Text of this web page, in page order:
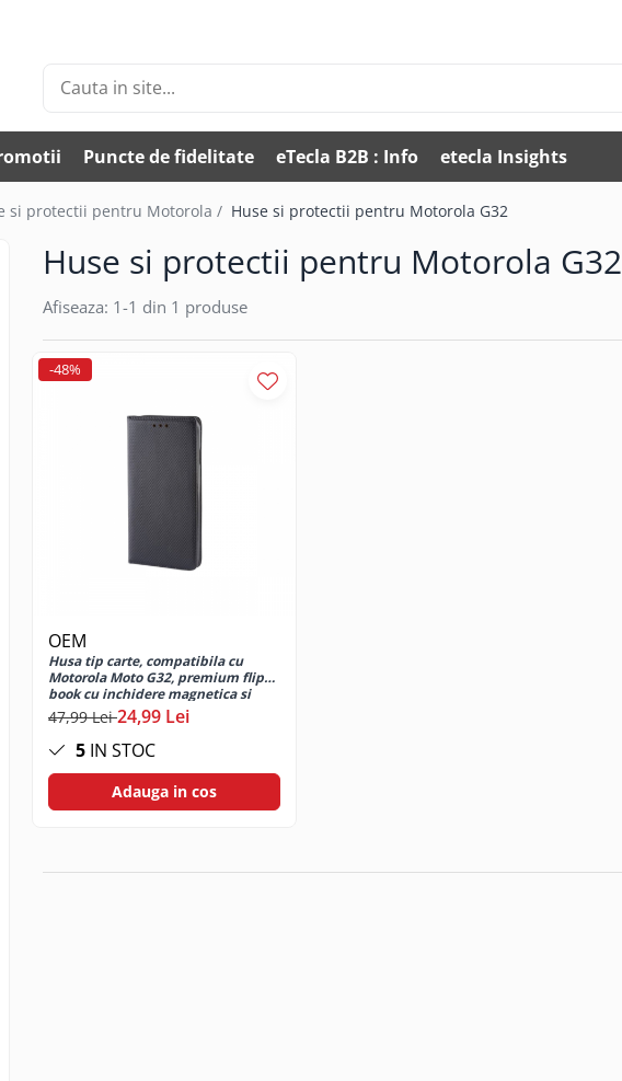
Puncte de fidelitate eTecla B2B : Info etecla Insights
si protectii pentru Motorola / Huse si protectii pentru Motorola G32
Huse si protectii pentru Motorola G32
Afiseaza: 1-1 din 1 produse
-48%
OEM
Husa tip carte, compatibila cu
Motorola Moto G32, premium flip
book cu inchidere magnetica si
functie stand, buzunar card, negru
47,99 Lei24,99 Lei
5 IN STOC
Adauga in cos